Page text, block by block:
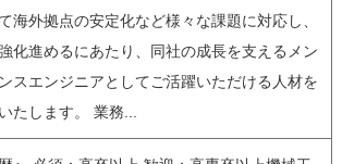
海外拠点の安定化など様々な課題に対応し、
化進めるにあたり、同社の成長を支えるメン
スエンジニアとしてご活躍いただける人材を
たします。 業務...